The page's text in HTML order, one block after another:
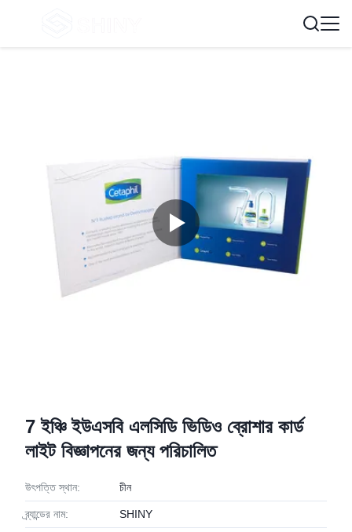
7 ইঞ্চি ইউএসবি এলসিডি ভিডিও ব্রোশার কার্ড
লাইট বিজ্ঞাপনের জন্য পরিচালিত
উৎপত্তি স্থান: চীন
ব্র্যান্ডের নাম: SHINY